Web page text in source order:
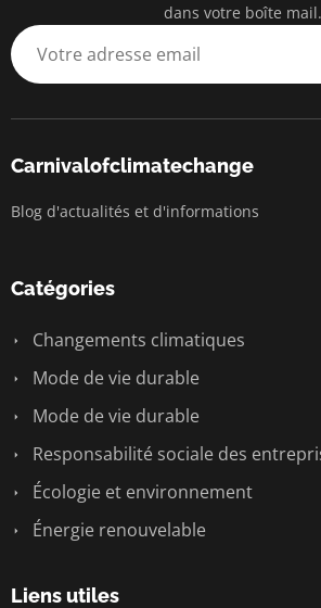
dans votre boîte mail.
Carnivalofclimatechange
Blog d'actualités et d'informations
Catégories
Changements climatiques
Mode de vie durable
Mode de vie durable
Responsabilité sociale des
Écologie et environnement
Énergie renouvelable
Liens utiles